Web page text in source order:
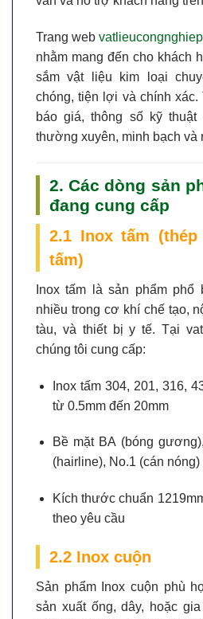
Trang web
nhằm mang đến cho khách
sắm vật liệu kim loại
chóng, tiện lợi và chính xác.
báo giá, thông số kỹ
thường xuyên, minh bạch và
2. Các dòng sản
đang cung cấp
2.1 Inox tấm
tấm)
Inox tấm là sản phẩm
nhiều trong cơ khí chế tạo,
tàu, và thiết bị y tế. Tại
chúng tôi cung cấp:
Inox tấm 304, 201, 316,
từ 0.5mm đến 20mm
Bề mặt BA (bóng
(hairline), No.1 (cán nóng)
Kích thước chuẩn
theo yêu cầu
2.2 Inox cuộn
Sản phẩm Inox cuộn phù
sản xuất ống, dây, hoặc